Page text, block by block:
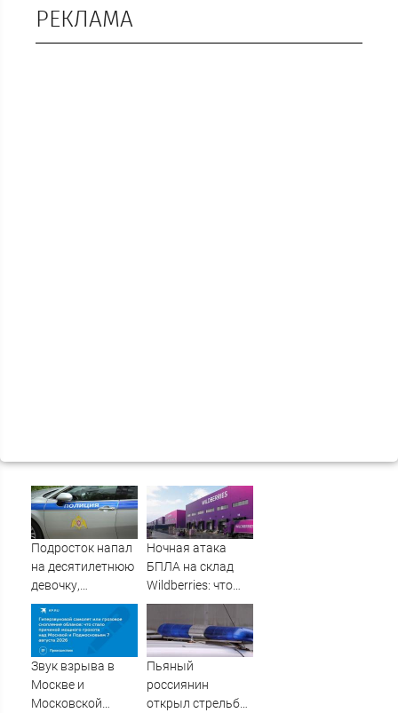
РЕКЛАМА
Подросток напал
на десятилетнюю
девочку,
ворвавшись в
квартиру
Ночная атака
БПЛА на склад
Wildberries: что
известно об
очередном ударе
по логистическим
центрам
Звук взрыва в
Москве и
Московской
Пьяный
россиянин
открыл стрельбу